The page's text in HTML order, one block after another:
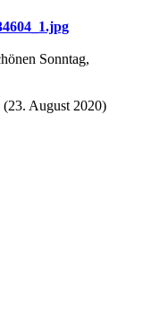
Sonntag,
(23. August 2020)